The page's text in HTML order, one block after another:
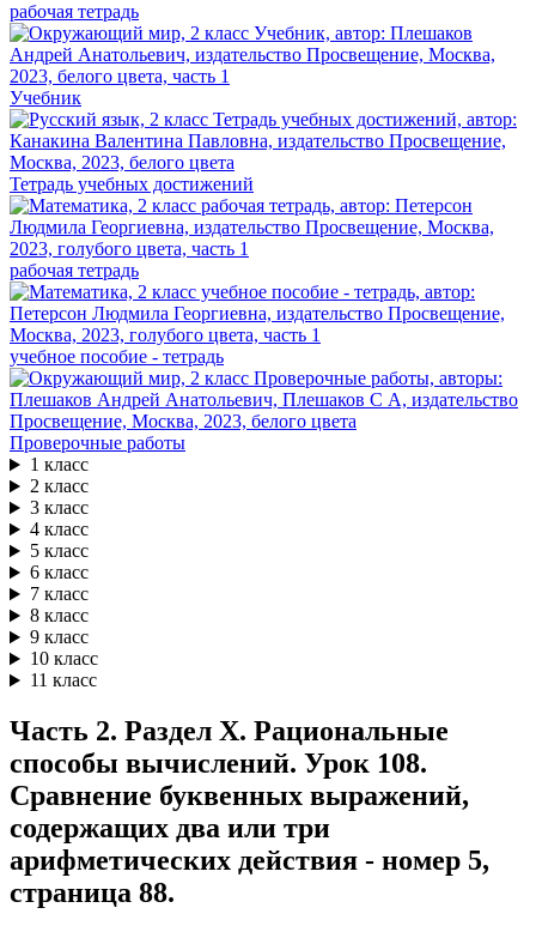
рабочая тетрадь
Учебник
Тетрадь учебных достижений
рабочая тетрадь
учебное пособие - тетрадь
Проверочные работы
1 класс
2 класс
3 класс
4 класс
5 класс
6 класс
7 класс
8 класс
9 класс
10 класс
11 класс
Часть 2. Раздел X. Рациональные
способы вычислений. Урок 108.
Сравнение буквенных выражений,
содержащих два или три
арифметических действия - номер 5,
страница 88.